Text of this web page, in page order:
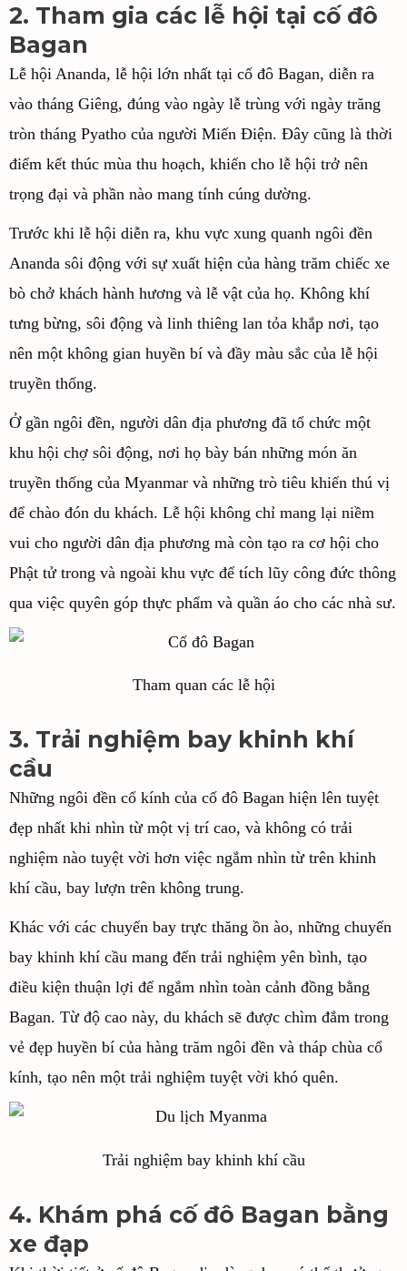
2. Tham gia các lễ hội tại cố đô
Bagan
Lễ hội Ananda, lễ hội lớn nhất tại cố đô Bagan, diễn ra
vào tháng Giêng, đúng vào ngày lễ trùng với ngày trăng
tròn tháng Pyatho của người Miến Điện. Đây cũng là thời
điểm kết thúc mùa thu hoạch, khiến cho lễ hội trở nên
trọng đại và phần nào mang tính cúng dường.
Trước khi lễ hội diễn ra, khu vực xung quanh ngôi đền
Ananda sôi động với sự xuất hiện của hàng trăm chiếc xe
bò chở khách hành hương và lễ vật của họ. Không khí
tưng bừng, sôi động và linh thiêng lan tỏa khắp nơi, tạo
nên một không gian huyền bí và đầy màu sắc của lễ hội
truyền thống.
Ở gần ngôi đền, người dân địa phương đã tổ chức một
khu hội chợ sôi động, nơi họ bày bán những món ăn
truyền thống của Myanmar và những trò tiêu khiển thú vị
để chào đón du khách. Lễ hội không chỉ mang lại niềm
vui cho người dân địa phương mà còn tạo ra cơ hội cho
Phật tử trong và ngoài khu vực để tích lũy công đức thông
qua việc quyên góp thực phẩm và quần áo cho các nhà sư.
Tham quan các lễ hội
3. Trải nghiệm bay khinh khí
cầu
Những ngôi đền cổ kính của cố đô Bagan hiện lên tuyệt
đẹp nhất khi nhìn từ một vị trí cao, và không có trải
nghiệm nào tuyệt vời hơn việc ngắm nhìn từ trên khinh
khí cầu, bay lượn trên không trung.
Khác với các chuyến bay trực thăng ồn ào, những chuyến
bay khinh khí cầu mang đến trải nghiệm yên bình, tạo
điều kiện thuận lợi để ngắm nhìn toàn cảnh đồng bằng
Bagan. Từ độ cao này, du khách sẽ được chìm đắm trong
vẻ đẹp huyền bí của hàng trăm ngôi đền và tháp chùa cổ
kính, tạo nên một trải nghiệm tuyệt vời khó quên.
Trải nghiệm bay khinh khí cầu
4. Khám phá cố đô Bagan bằng
xe đạp